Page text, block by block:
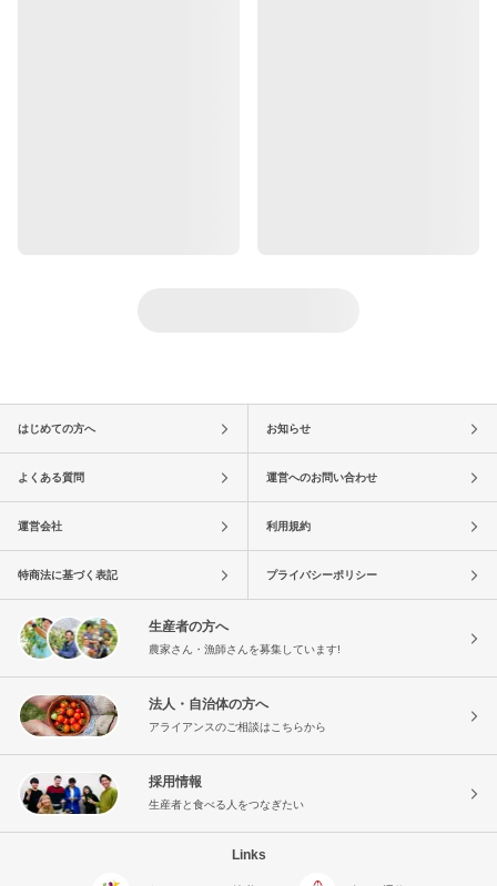
はじめての方へ お知らせ
よくある質問 運営へのお問い合わせ
運営会社 利用規約
特商法に基づく表記 プライバシーポリシー
生産者の方へ
農家さん・漁師さんを募集しています!
法人・自治体の方へ
アライアンスのご相談はこちらから
採用情報
生産者と食べる人をつなぎたい
Links